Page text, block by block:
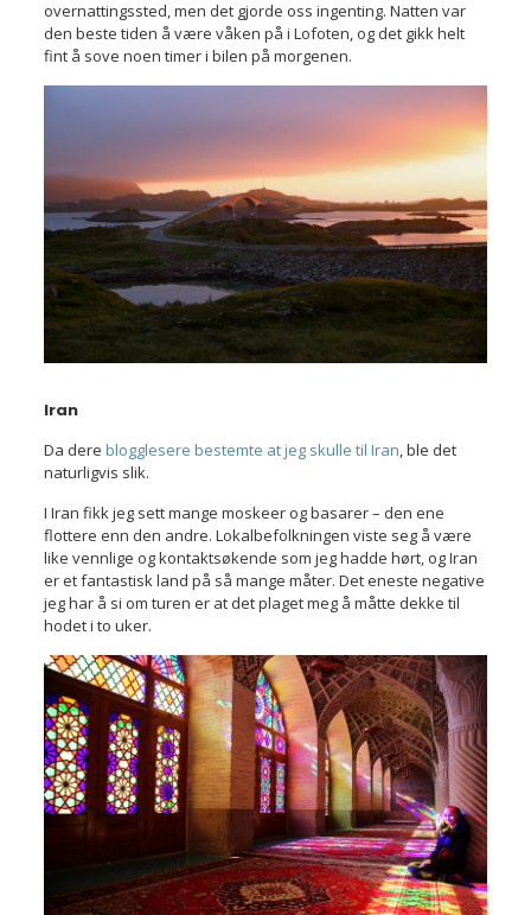
overnattingssted, men det gjorde oss ingenting. Natten var
den beste tiden å være våken på i Lofoten, og det gikk helt
fint å sove noen timer i bilen på morgenen.
Iran
Da dere blogglesere bestemte at jeg skulle til Iran, ble det
naturligvis slik.
I Iran fikk jeg sett mange moskeer og basarer – den ene
flottere enn den andre. Lokalbefolkningen viste seg å være
like vennlige og kontaktsøkende som jeg hadde hørt, og Iran
er et fantastisk land på så mange måter. Det eneste negative
jeg har å si om turen er at det plaget meg å måtte dekke til
hodet i to uker.